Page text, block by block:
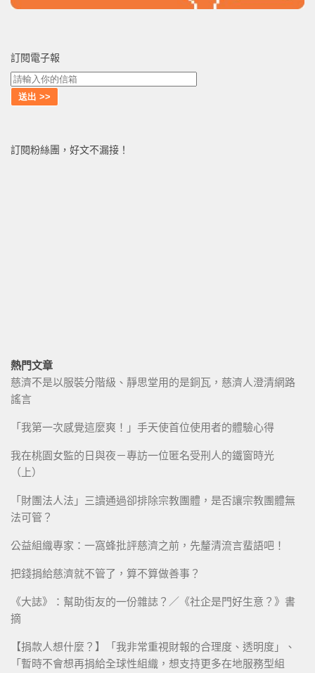
訂閱電子報
訂閱粉絲團，好文不漏接！
熱門文章
慈濟不是以服裝分階級、靜思堂用的是銅瓦，慈濟人澄清網路
謠言
「我第一次感覺這麼爽！」手天使首位使用者的體驗心得
我在桃園女監的日與夜－專訪一位匿名受刑人的鐵窗時光
（上）
「財團法人法」三讀通過卻排除宗教團體，是否讓宗教團體無
法可管？
公益組織專家：一窩蜂批評慈濟之前，先釐清流言蜚語吧！
把錢捐給慈濟就不管了，算不算做善事？
《大誌》：幫助街友的一份雜誌？／《社企是門好生意？》書
摘
【捐款人想什麼？】「我非常重視財報的合理度、透明度」、
「暫時不會想再捐給全球性組織，想支持更多在地服務型組